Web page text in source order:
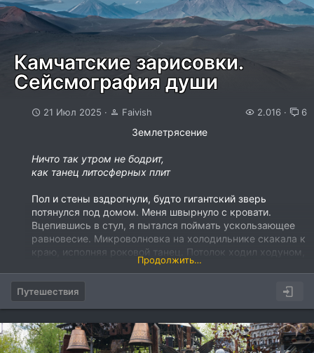
Камчатские зарисовки.
Сейсмография души
21 Июл 2025 Faivish 2.016 6
Землетрясение​
Ничто так утром не бодрит,
как танец литосферных плит
Пол и стены вздрогнули, будто гигантский зверь
потянулся под домом. Меня швырнуло с кровати.
Вцепившись в стул, я пытался поймать ускользающее
равновесие. Микроволновка на холодильнике скакала к
краю, исполняя роковой танец. Потолок ходил ходуном,
элегантная люстра на длинной ножке раскачивалась в...
Продолжить…
Путешествия